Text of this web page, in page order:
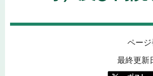
ペー
最終更新